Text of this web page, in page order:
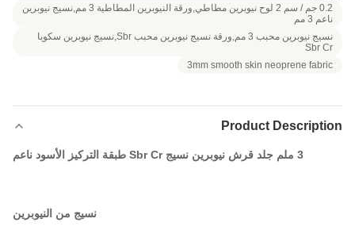
0.2 جم / سم 2 لوح نيوبرين مطاطي,ورقة النيوبرين المطاطية 3 مم,نسيج نيوبرين
ناعم 3 مم
نسيج نيوبرين محبب 3 مم,ورقة نسيج نيوبرين محبب Sbr,نسيج نيوبرين سكوبا
Sbr Cr
3mm smooth skin neoprene fabric
Product Description
3 ملم جلد قرش نيوبرين نسيج Sbr Cr طبقة التركيز الأسود ناعم
نسيج من النيوبرين